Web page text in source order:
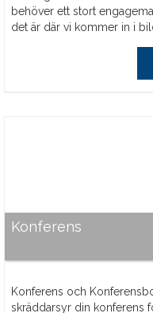
behöver ett stort
det är där vi kommer in i
Konferens
Konferens och
skräddarsyr din konferens